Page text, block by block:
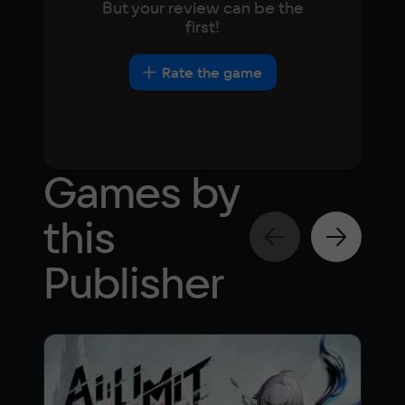
NVIDIA GeForce RTX 2060 / AMD Radeon
Space
But your review can be the
first!
Rate the game
Games by
this
Publisher